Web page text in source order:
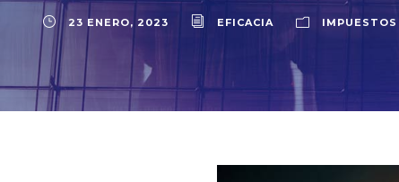
23 ENERO, 2023 EFICACIA IMPUESTOS